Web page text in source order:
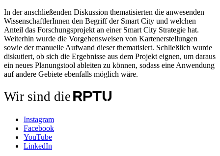
In der anschließenden Diskussion thematisierten die anwesenden
WissenschaftlerInnen den Begriff der Smart City und welchen
Anteil das Forschungsprojekt an einer Smart City Strategie hat.
Weiterhin wurde die Vorgehensweisen von Kartenerstellungen
sowie der manuelle Aufwand dieser thematisiert. Schließlich wurde
diskutiert, ob sich die Ergebnisse aus dem Projekt eignen, um daraus
ein neues Planungstool ableiten zu können, sodass eine Anwendung
auf andere Gebiete ebenfalls möglich wäre.
Wir sind die
Instagram
Facebook
YouTube
LinkedIn